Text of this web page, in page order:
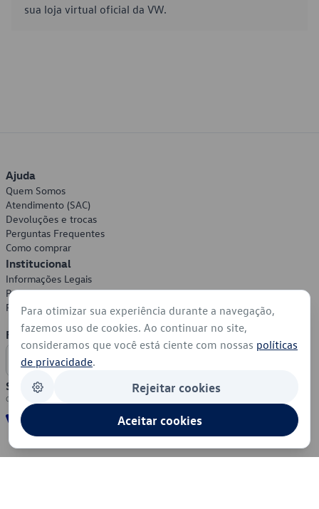
sua loja virtual oficial da VW.
Ajuda
Quem Somos
Atendimento (SAC)
Devoluções e trocas
Perguntas Frequentes
Como comprar
Institucional
Informações Legais
Política de Privacidade
Política de Cookies
Formas de Pagamento
Segurança
Para otimizar sua experiência durante a navegação,
fazemos uso de cookies. Ao continuar no site,
consideramos que você está ciente com nossas políticas
de privacidade.
Rejeitar cookies
Aceitar cookies